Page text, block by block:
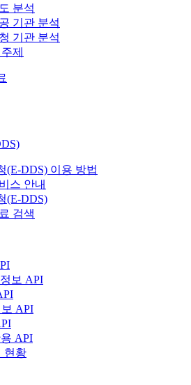
분석
기관 분석
기관 분석
제
(E-DDS) 이용 방법
스 안내
(E-DDS)
검색
보 API
API
API
현황